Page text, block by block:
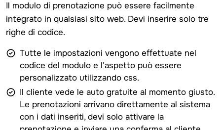
Il modulo di prenotazione può essere facilmente
integrato in qualsiasi sito web. Devi inserire solo tre
righe di codice.
Tutte le impostazioni vengono effettuate nel
codice del modulo e l'aspetto può essere
personalizzato utilizzando css.
Il cliente vede le auto gratuite al momento giusto.
Le prenotazioni arrivano direttamente al sistema
con i dati inseriti, devi solo attivare la